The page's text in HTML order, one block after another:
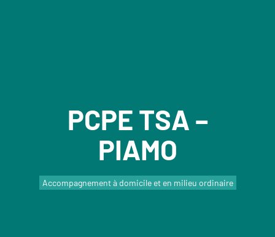
PCPE TSA –
PIAMO
Accompagnement à domicile et en milieu ordinaire